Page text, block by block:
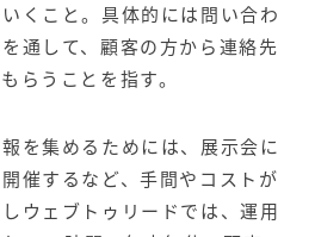
ィング
MyFolio
製品
くこと。具体的には問い合わ
通して、顧客の方から連絡先
らうことを指す。
を集めるためには、展示会に
催するなど、手間やコストが
ウェブトゥリードでは、運用